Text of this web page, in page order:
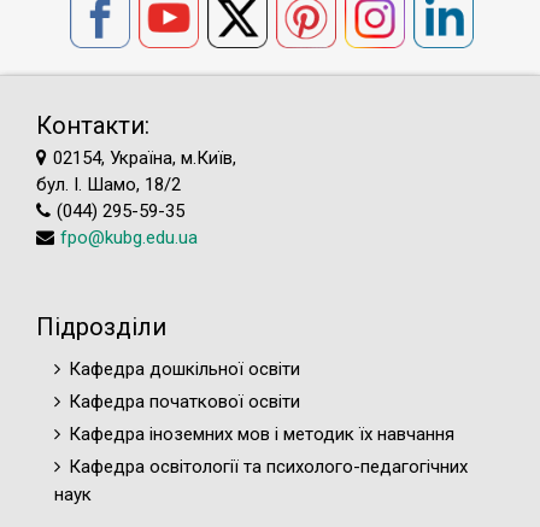
Контакти:
02154, Україна, м.Київ,
бул. І. Шамо, 18/2
(044) 295-59-35
fpo@kubg.edu.ua
Підрозділи
Кафедра дошкільної освіти
Кафедра початкової освіти
Кафедра іноземних мов і методик їх навчання
Кафедра освітології та психолого-педагогічних
наук